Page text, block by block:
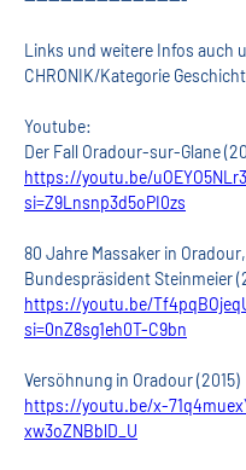
Links und weitere Infos auch
CHRONIK/Kategorie
Youtube:
Der Fall Oradour-sur-Glane
https://youtu.be/
si=Z9Lnsnp3d5oPI0zs
80 Jahre Massaker in
Bundespräsident Steinmeier
https://youtu.be/
si=0nZ8sg1eh0T-C9bn
Versöhnung in Oradour (2015)
https://youtu.be/x-
xw3oZNBblD_U